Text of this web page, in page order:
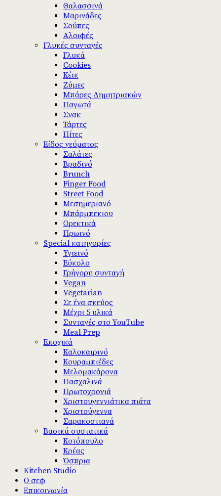
Θαλασσινά
Μαρινάδες
Σούπες
Αλοιφές
Γλυκές συνταγές
Γλυκά
Cookies
Κέικ
Ζύμες
Μπάρες Δημητριακών
Παγωτά
Σνακ
Τάρτες
Πίτες
Είδος γεύματος
Σαλάτες
Βραδινό
Brunch
Finger Food
Street Food
Μεσημεριανό
Μπάρμπεκιου
Ορεκτικά
Πρωινό
Special κατηγορίες
Υγιεινό
Εύκολο
Γρήγορη συνταγή
Vegan
Vegetarian
Σε ένα σκεύος
Μέχρι 5 υλικά
Συνταγές στο YouTube
Meal Prep
Εποχικά
Καλοκαιρινό
Κουραμπιέδες
Μελομακάρονα
Πασχαλινά
Πρωτοχρονιά
Χριστουγεννιάτικα πιάτα
Χριστούγεννα
Σαρακοστιανά
Βασικά συστατικά
Κοτόπουλο
Κρέας
Όσπρια
Kitchen Studio
Ο σεφ
Επικοινωνία